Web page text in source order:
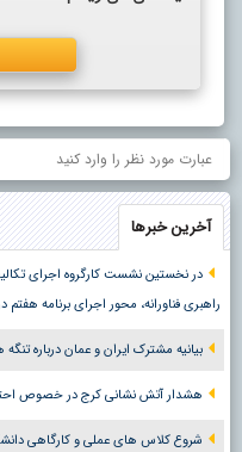
آخرین خبرها
در نخستین نشست کارگروه اجرای
راهبری فناورانه، محور اجرای برنامه
بیانیه مشترک ایران و عمان درباره تنگه
هشدار آتش نشانی کرج در خصوص
شروع کلاس های عملی و کارگاهی